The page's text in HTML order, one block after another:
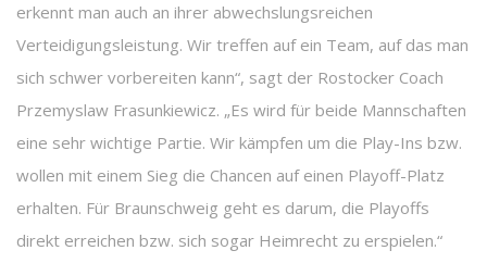
erkennt man auch an ihrer abwechslungsreichen
Verteidigungsleistung. Wir treffen auf ein Team, auf das man
sich schwer vorbereiten kann“, sagt der Rostocker Coach
Przemyslaw Frasunkiewicz. „Es wird für beide Mannschaften
eine sehr wichtige Partie. Wir kämpfen um die Play-Ins bzw.
wollen mit einem Sieg die Chancen auf einen Playoff-Platz
erhalten. Für Braunschweig geht es darum, die Playoffs
direkt erreichen bzw. sich sogar Heimrecht zu erspielen.“